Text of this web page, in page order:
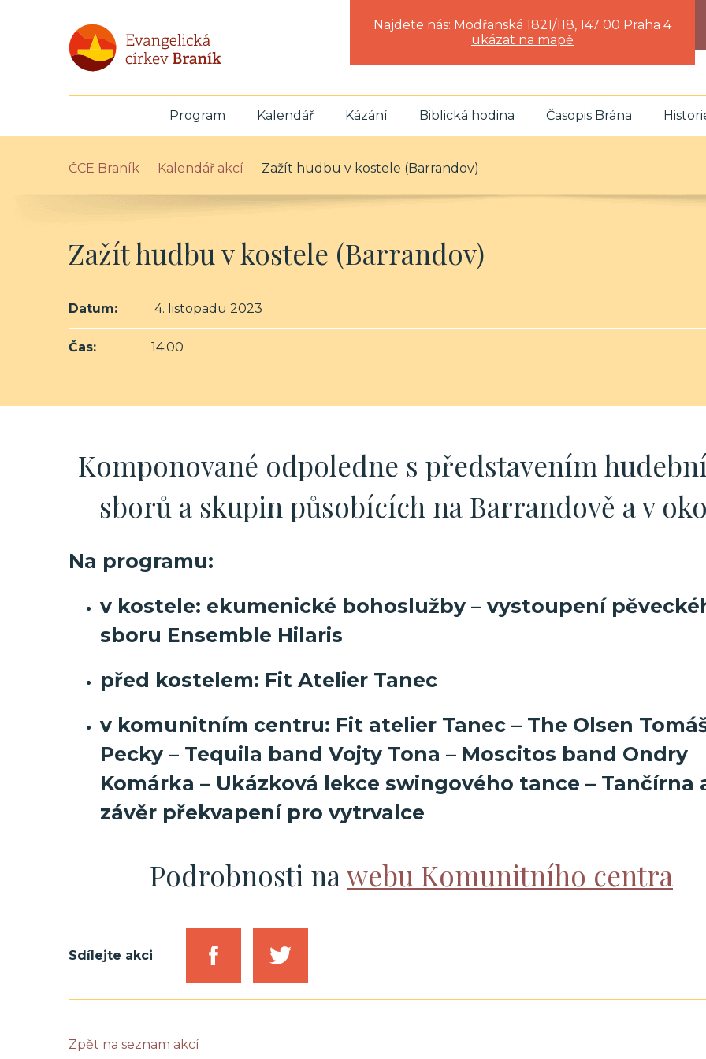
Najdete nás: Modřanská 1821/118, 147 00 Praha 4
ukázat na mapě
Program Kalendář Kázání Biblická hodina Časopis Brána
ČCE Braník Kalendář akcí Zažít hudbu v kostele (Barrandov)
Zažít hudbu v kostele (Barrandov)
Datum: 4. listopadu 2023
Čas: 14:00
Komponované odpoledne s představením
sborů a skupin působících na Barrandově a v
Na programu:
v kostele: ekumenické bohoslužby – vystoupení
sboru Ensemble Hilaris
před kostelem: Fit Atelier Tanec
v komunitním centru: Fit atelier Tanec – The Olsen
Pecky – Tequila band Vojty Tona – Moscitos band Ondry
Komárka – Ukázková lekce swingového tance – Tančírna
závěr překvapení pro vytrvalce
Podrobnosti nawebu Komunitního centra
Sdílejte akci
Zpět na seznam akcí